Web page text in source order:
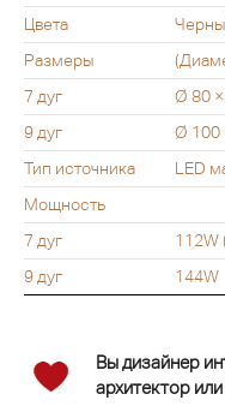
Цвета
Размеры
7 дуг
Ø 80
9 дуг
Ø 100
Тип источника
LED
Мощность
7 дуг
112W
9 дуг
144W
Вы дизайнер
архитектор